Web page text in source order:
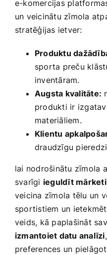
e-komercijas
un ​veicinātu zīmola
stratēģijas ietver:
Produktu
sporta preču
inventāram.
Augsta kvalitāte:
produkti ir
materiāliem.
Klientu
draudzīgu
lai nodrošinātu zīmola
svarīgi ieguldīt
veicina zīmola tēlu un
sportistiem un
veids, kā paplašināt
izmantoiet datu analīzi
preferences un